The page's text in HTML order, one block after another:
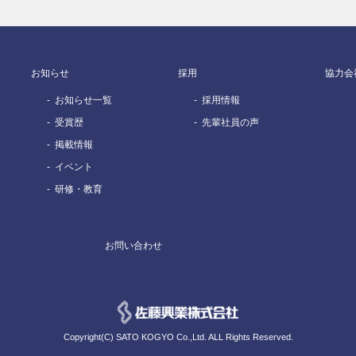
お知らせ
お知らせ一覧
受賞歴
掲載情報
イベント
研修・教育
採用
採用情報
先輩社員の声
協力会
お問い合わせ
Copyright(C) SATO KOGYO Co.,Ltd. ALL Rights Reserved.